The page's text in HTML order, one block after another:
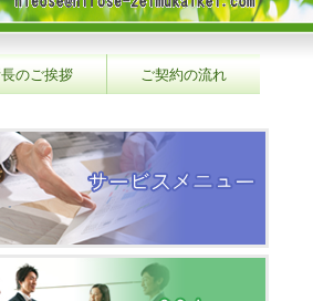
のご挨拶 ご契約の流れ